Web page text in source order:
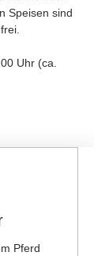
Speisen sind
Uhr (ca.
Pferd